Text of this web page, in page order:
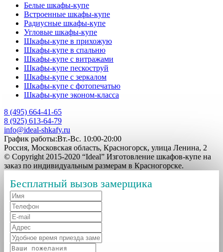
Белые шкафы-купе
Встроенные шкафы-купе
Радиусные шкафы-купе
Угловые шкафы-купе
Шкафы-купе в прихожую
Шкафы-купе в спальню
Шкафы-купе с витражами
Шкафы-купе пескоструй
Шкафы-купе с зеркалом
Шкафы-купе с фотопечатью
Шкафы-купе эконом-класса
8 (495) 664-41-65
8 (925) 613-64-79
info@ideal-shkafy.ru
График работы:Вт.-Вс. 10:00-20:00
Россия, Московская область, Красногорск, улица Ленина, 2
© Copyright 2015-2020 “Ideal” Изготовление шкафов-купе на
заказ по индивидуальным размерам в Красногорске.
Бесплатный вызов замерщика